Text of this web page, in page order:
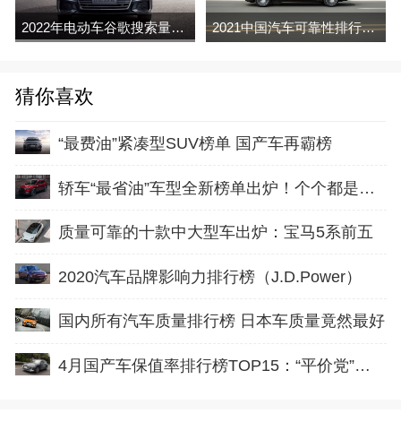
2022年电动车谷歌搜索量排行榜（partcatalog 2021中国汽车可靠性排行榜（J. D. Power）
猜你喜欢
“最费油”紧凑型SUV榜单 国产车再霸榜
轿车“最省油”车型全新榜单出炉！个个都是超低油耗，有你的车么
质量可靠的十款中大型车出炉：宝马5系前五
2020汽车品牌影响力排行榜（J.D.Power）
国内所有汽车质量排行榜 日本车质量竟然最好
4月国产车保值率排行榜TOP15：“平价党”胜利